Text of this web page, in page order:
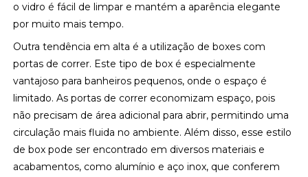
o vidro é fácil de limpar e mantém a aparência elegante
por muito mais tempo.
Outra tendência em alta é a utilização de boxes com
portas de correr. Este tipo de box é especialmente
vantajoso para banheiros pequenos, onde o espaço é
limitado. As portas de correr economizam espaço, pois
não precisam de área adicional para abrir, permitindo uma
circulação mais fluida no ambiente. Além disso, esse estilo
de box pode ser encontrado em diversos materiais e
acabamentos, como alumínio e aço inox, que conferem